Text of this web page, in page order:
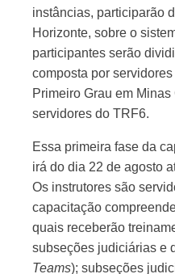
instâncias, participarão
Horizonte, sobre o
participantes serão
composta por
Primeiro Grau em
servidores do TRF6.
Essa primeira fase da
irá do dia 22 de agosto
Os instrutores são
capacitação
quais receberão
subseções judiciárias e
Teams); subseções